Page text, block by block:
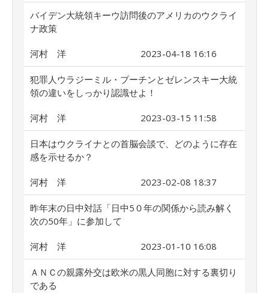
バイデン大統領キーウ訪問後のアメリカのウクライ
ナ政策
河村 洋 2023-04-18 16:16
犯罪人ウラジーミル・プーチンとゼレンスキー大統
領の違いをしっかり認識せよ！
河村 洋 2023-03-15 11:58
日本はウクライナとの首脳会談で、どのように存在
感を示せるか？
河村 洋 2023-02-08 18:37
昨年末の日中対話「日中5０年の関係から読み解く
次の50年」に参加して
河村 洋 2023-01-10 16:08
ＡＮＣの親露外交は欧米の黒人同胞に対する裏切り
である